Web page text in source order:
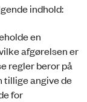
indhold:
en
afgørelsen er
regler beror på
tillige angive de
for